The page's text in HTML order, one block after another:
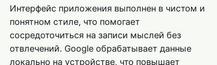
Интерфейс приложения выполнен в чистом и
понятном стиле, что помогает
сосредоточиться на записи мыслей без
отвлечений. Google обрабатывает данные
локально на устройстве, что повышает